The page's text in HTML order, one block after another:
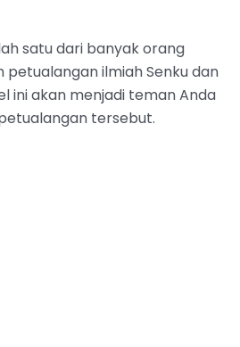
satu dari banyak orang
ilmiah Senku dan
ini akan menjadi teman Anda
tersebut.